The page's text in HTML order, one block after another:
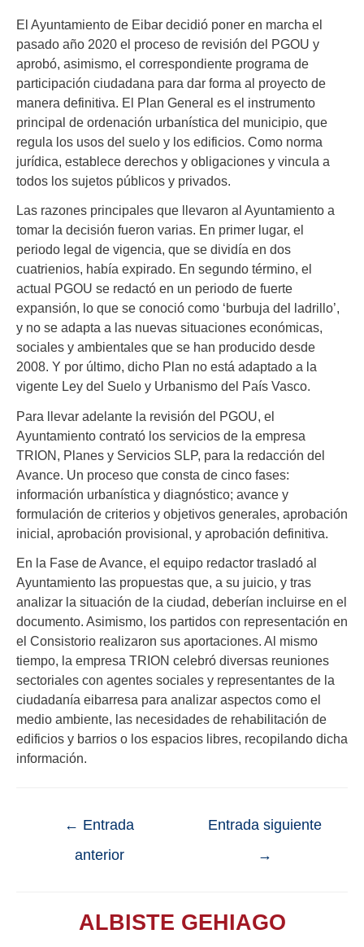
El Ayuntamiento de Eibar decidió poner en marcha el
pasado año 2020 el proceso de revisión del PGOU y
aprobó, asimismo, el correspondiente programa de
participación ciudadana para dar forma al proyecto de
manera definitiva. El Plan General es el instrumento
principal de ordenación urbanística del municipio, que
regula los usos del suelo y los edificios. Como norma
jurídica, establece derechos y obligaciones y vincula a
todos los sujetos públicos y privados.
Las razones principales que llevaron al Ayuntamiento a
tomar la decisión fueron varias. En primer lugar, el
periodo legal de vigencia, que se dividía en dos
cuatrienios, había expirado. En segundo término, el
actual PGOU se redactó en un periodo de fuerte
expansión, lo que se conoció como ‘burbuja del ladrillo’,
y no se adapta a las nuevas situaciones económicas,
sociales y ambientales que se han producido desde
2008. Y por último, dicho Plan no está adaptado a la
vigente Ley del Suelo y Urbanismo del País Vasco.
Para llevar adelante la revisión del PGOU, el
Ayuntamiento contrató los servicios de la empresa
TRION, Planes y Servicios SLP, para la redacción del
Avance. Un proceso que consta de cinco fases:
información urbanística y diagnóstico; avance y
formulación de criterios y objetivos generales, aprobación
inicial, aprobación provisional, y aprobación definitiva.
En la Fase de Avance, el equipo redactor trasladó al
Ayuntamiento las propuestas que, a su juicio, y tras
analizar la situación de la ciudad, deberían incluirse en el
documento. Asimismo, los partidos con representación en
el Consistorio realizaron sus aportaciones. Al mismo
tiempo, la empresa TRION celebró diversas reuniones
sectoriales con agentes sociales y representantes de la
ciudadanía eibarresa para analizar aspectos como el
medio ambiente, las necesidades de rehabilitación de
edificios y barrios o los espacios libres, recopilando dicha
información.
← Entrada
anterior
Entrada siguiente
→
ALBISTE GEHIAGO